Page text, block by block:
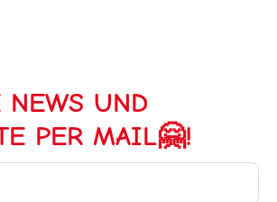
NEWS UND
PER MAIL🤗!